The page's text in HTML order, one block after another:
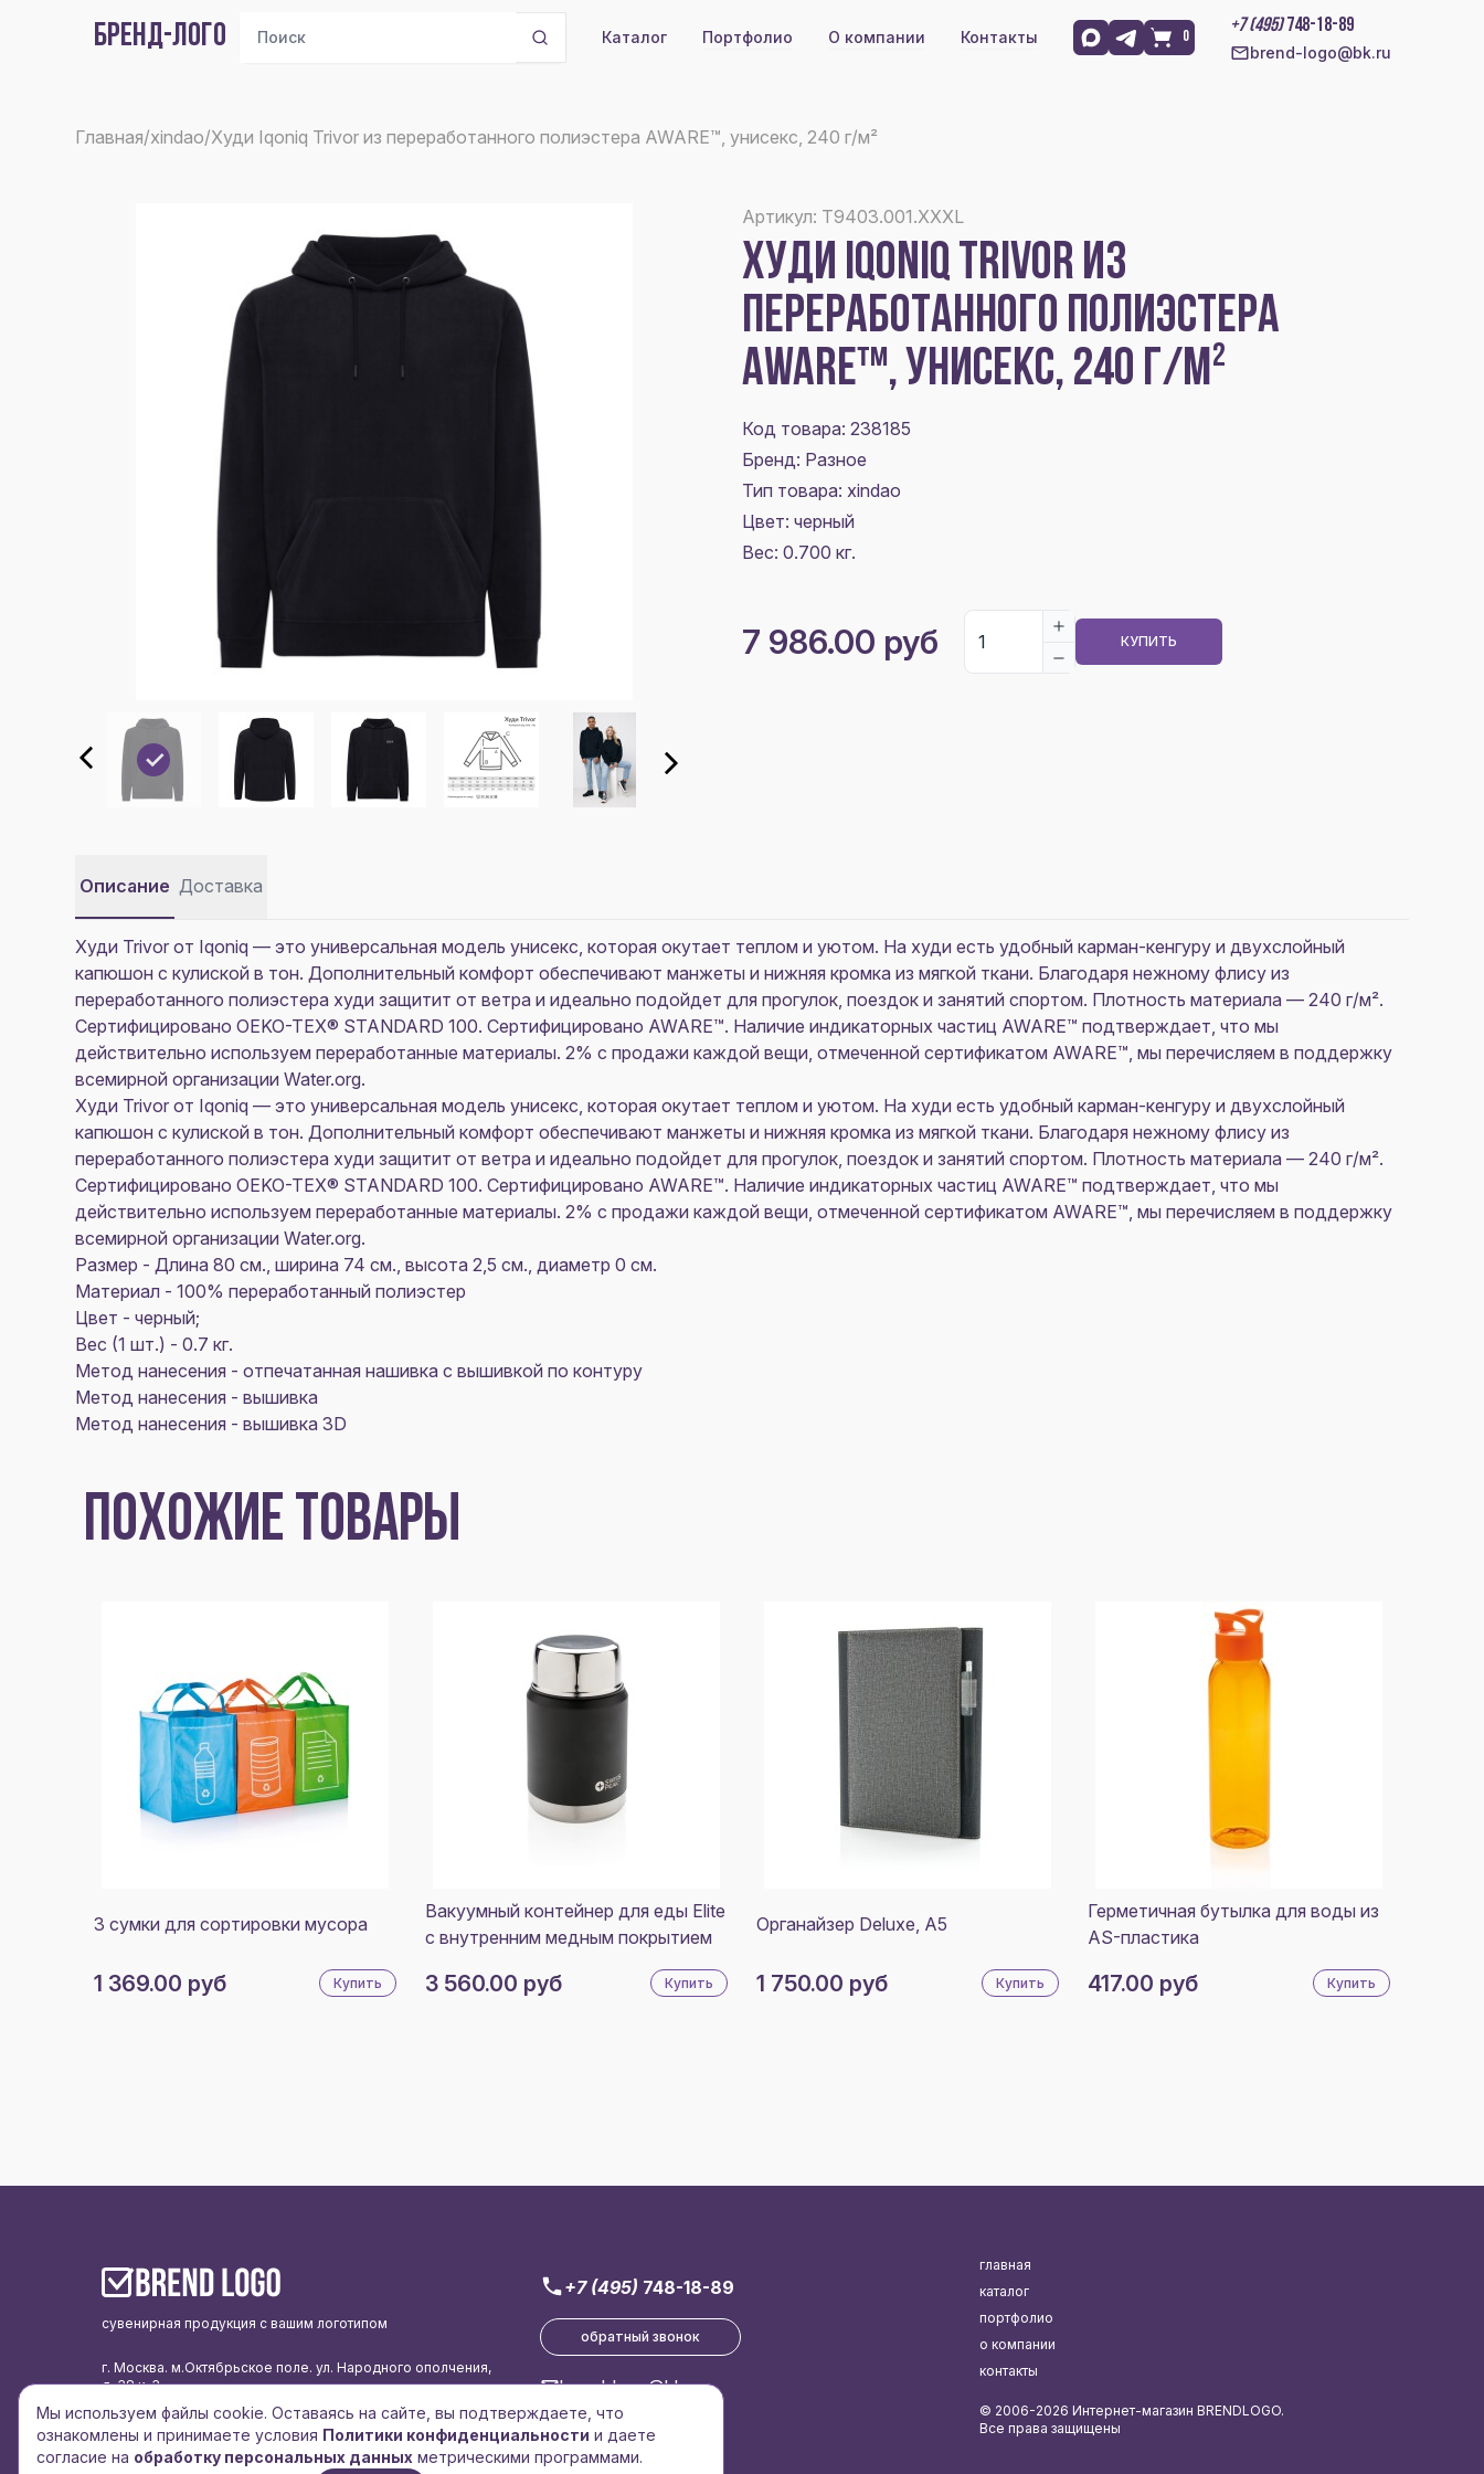
БРЕНД-ЛОГО Каталог Портфолио О компании Контакты 0
+7 (495)748-18-89
brend-logo@bk.ru
Главная/xindao/Худи Iqoniq Trivor из переработанного полиэстера AWARE™, унисекс, 240 г/м²
Артикул: T9403.001.XXXL
ХУДИ IQONIQ TRIVOR ИЗ
ПЕРЕРАБОТАННОГО ПОЛИЭСТЕРА
AWARE™, УНИСЕКС, 240 Г/М²
Код товара: 238185
Бренд: Разное
Тип товара: xindao
Цвет: черный
Вес: 0.700 кг.
7 986.00 руб КУПИТЬ
Описание Доставка
Худи Trivor от Iqoniq — это универсальная модель унисекс, которая окутает теплом и уютом. На худи есть удобный карман-кенгуру и двухслойный
капюшон с кулиской в тон. Дополнительный комфорт обеспечивают манжеты и нижняя кромка из мягкой ткани. Благодаря нежному флису из
переработанного полиэстера худи защитит от ветра и идеально подойдет для прогулок, поездок и занятий спортом. Плотность материала — 240 г/м².
Сертифицировано OEKO-TEX® STANDARD 100. Сертифицировано AWARE™. Наличие индикаторных частиц AWARE™ подтверждает, что мы
действительно используем переработанные материалы. 2% с продажи каждой вещи, отмеченной сертификатом AWARE™, мы перечисляем в поддержку
всемирной организации Water.org.
Худи Trivor от Iqoniq — это универсальная модель унисекс, которая окутает теплом и уютом. На худи есть удобный карман-кенгуру и двухслойный
капюшон с кулиской в тон. Дополнительный комфорт обеспечивают манжеты и нижняя кромка из мягкой ткани. Благодаря нежному флису из
переработанного полиэстера худи защитит от ветра и идеально подойдет для прогулок, поездок и занятий спортом. Плотность материала — 240 г/м².
Сертифицировано OEKO-TEX® STANDARD 100. Сертифицировано AWARE™. Наличие индикаторных частиц AWARE™ подтверждает, что мы
действительно используем переработанные материалы. 2% с продажи каждой вещи, отмеченной сертификатом AWARE™, мы перечисляем в поддержку
всемирной организации Water.org.
Размер - Длина 80 см., ширина 74 см., высота 2,5 см., диаметр 0 см.
Материал - 100% переработанный полиэстер
Цвет - черный;
Вес (1 шт.) - 0.7 кг.
Метод нанесения - отпечатанная нашивка с вышивкой по контуру
Метод нанесения - вышивка
Метод нанесения - вышивка 3D
ПОХОЖИЕ ТОВАРЫ
3 сумки для сортировки мусора
1 369.00 руб Купить
Вакуумный контейнер для еды Elite
с внутренним медным покрытием
3 560.00 руб Купить
Органайзер Deluxe, A5
1 750.00 руб Купить
Герметичная бутылка для воды из
AS-пластика
417.00 руб Купить
сувенирная продукция с вашим логотипом
г. Москва. м.Октябрьское поле. ул. Народного ополчения,
д. 38 к. 3
подписаться на рассылку
политика конфиденциальности
согласие на обработку персональных данных
+7 (495) 748-18-89
обратный звонок
brend-logo@bk.ru
главная
каталог
портфолио
о компании
контакты
© 2006-2026 Интернет-магазин BRENDLOGO.
Все права защищены
Мы используем файлы cookie. Оставаясь на сайте, вы подтверждаете, что
ознакомлены и принимаете условия Политики конфиденциальности и даете
согласие на обработку персональных данных метрическими программами.